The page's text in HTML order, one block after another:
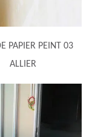
PAPIER PEINT 03
ALLIER